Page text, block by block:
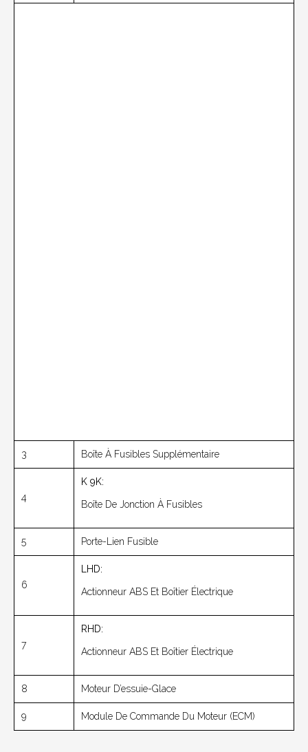
3 Boîte À Fusibles Supplémentaire
4
K 9K:
Boîte De Jonction À Fusibles
5 Porte-Lien Fusible
6
LHD:
Actionneur ABS Et Boîtier Électrique
7
RHD:
Actionneur ABS Et Boîtier Électrique
8 Moteur D’essuie-Glace
9 Module De Commande Du Moteur (ECM)